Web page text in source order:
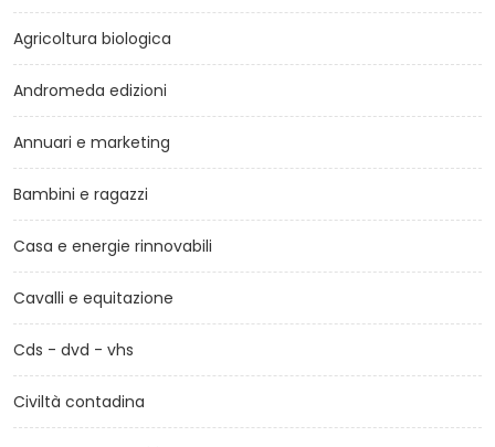
Agricoltura biologica
Andromeda edizioni
Annuari e marketing
Bambini e ragazzi
Casa e energie rinnovabili
Cavalli e equitazione
Cds - dvd - vhs
Civiltà contadina